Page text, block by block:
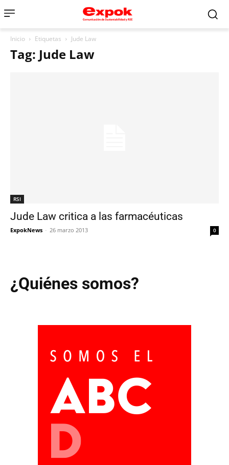
Inicio Etiquetas Jude Law
Tag: Jude Law
RSI
Jude Law critica a las farmacéuticas
ExpokNews - 26 marzo 2013 0
¿Quiénes somos?